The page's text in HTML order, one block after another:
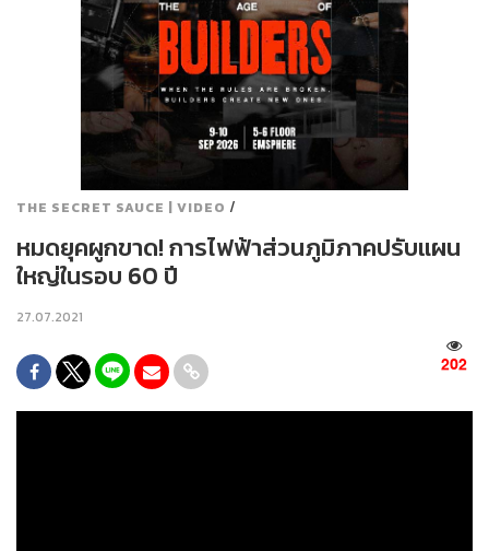
THE SECRET SAUCE | VIDEO /
หมดยุคผูกขาด! การไฟฟ้าส่วนภูมิภาคปรับแผน
ใหญ่ในรอบ 60 ปี
27.07.2021
202